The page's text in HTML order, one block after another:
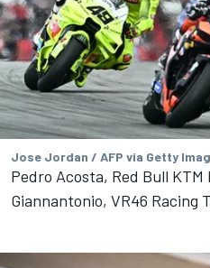
Jose Jordan / AFP via Getty
Pedro Acosta, Red Bull
Giannantonio, VR46 Racing